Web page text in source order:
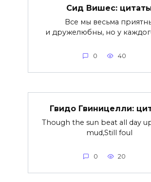
Сид Вишес:
Все мы весьма
и дружелюбны, но у
0 40
Гвидо Гвиницелли:
Though the sun beat all day
mud,Still foul
0 20